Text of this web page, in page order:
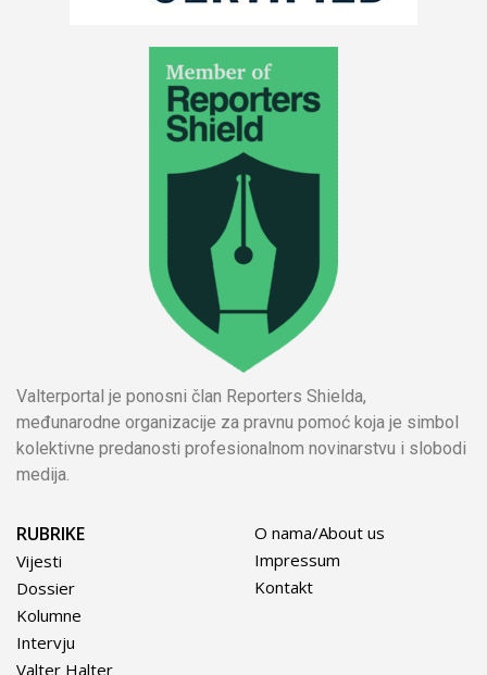
Valterportal je ponosni član Reporters Shielda,
međunarodne organizacije za pravnu pomoć koja je simbol
kolektivne predanosti profesionalnom novinarstvu i slobodi
medija.
RUBRIKE
Vijesti
Dossier
Kolumne
Intervju
Valter Halter
O nama/About us
Impressum
Kontakt